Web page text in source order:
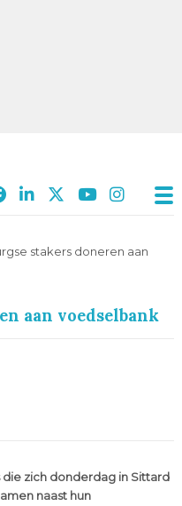
stakers doneren aan
aan voedselbank
die zich donderdag in Sittard
naast hun